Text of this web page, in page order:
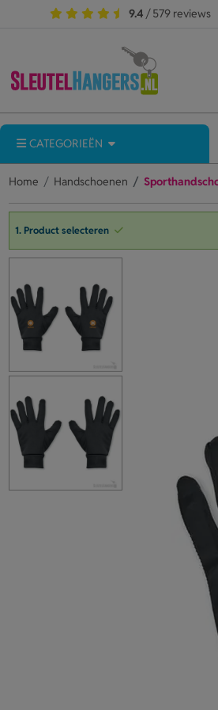
9.4 / 579 reviews
CATEGORIEËN
Home Handschoenen
1. Product selecteren